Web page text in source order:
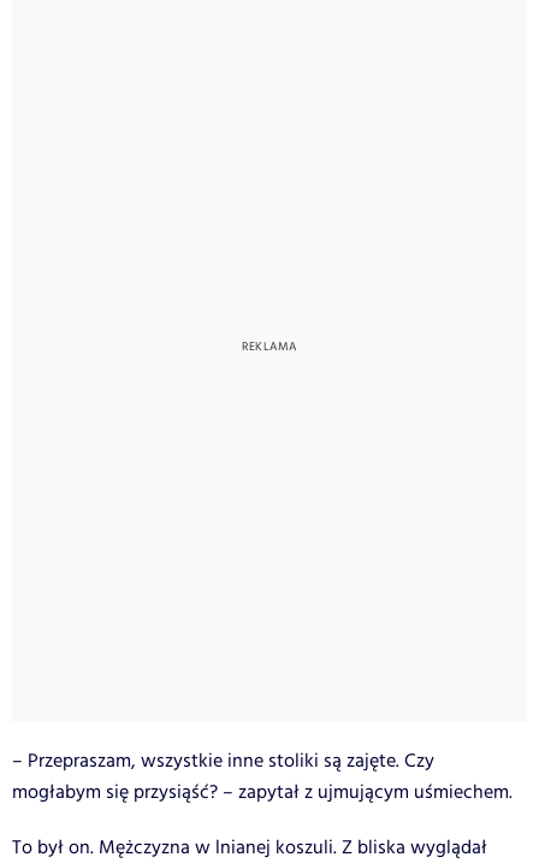
– Przepraszam, wszystkie inne stoliki są zajęte. Czy
mogłabym się przysiąść? – zapytał z ujmującym uśmiechem.
To był on. Mężczyzna w lnianej koszuli. Z bliska wyglądał